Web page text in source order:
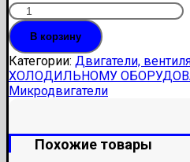
Количество
Электродвигатель
R
18
Вт
RET4
(2600
В корзину
Категории: Двигатели,
ХОЛОДИЛЬНОМУ
Микродвигатели
Похожие товары